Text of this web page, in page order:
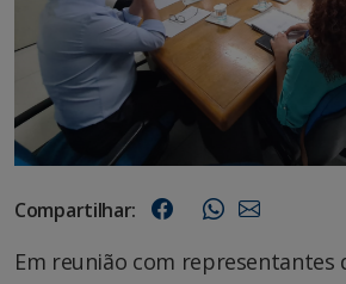
Compartilhar:
Em reunião com representantes